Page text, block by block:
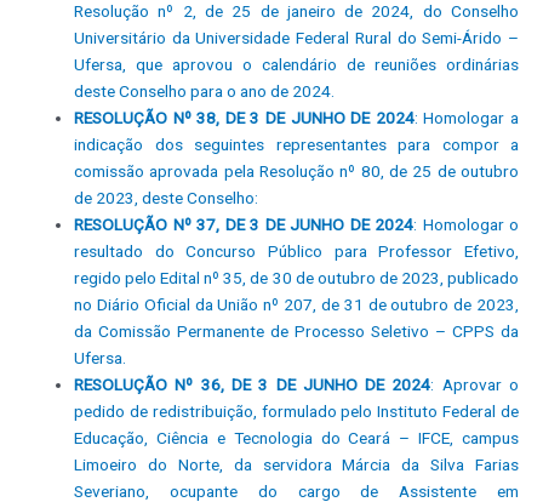
Resolução nº 2, de 25 de janeiro de 2024, do Conselho
Universitário da Universidade Federal Rural do Semi-Árido –
Ufersa, que aprovou o calendário de reuniões ordinárias
deste Conselho para o ano de 2024.
RESOLUÇÃO Nº 38, DE 3 DE JUNHO DE 2024: Homologar a
indicação dos seguintes representantes para compor a
comissão aprovada pela Resolução nº 80, de 25 de outubro
de 2023, deste Conselho:
RESOLUÇÃO Nº 37, DE 3 DE JUNHO DE 2024: Homologar o
resultado do Concurso Público para Professor Efetivo,
regido pelo Edital nº 35, de 30 de outubro de 2023, publicado
no Diário Oficial da União nº 207, de 31 de outubro de 2023,
da Comissão Permanente de Processo Seletivo – CPPS da
Ufersa.
RESOLUÇÃO Nº 36, DE 3 DE JUNHO DE 2024: Aprovar o
pedido de redistribuição, formulado pelo Instituto Federal de
Educação, Ciência e Tecnologia do Ceará – IFCE, campus
Limoeiro do Norte, da servidora Márcia da Silva Farias
Severiano, ocupante do cargo de Assistente em